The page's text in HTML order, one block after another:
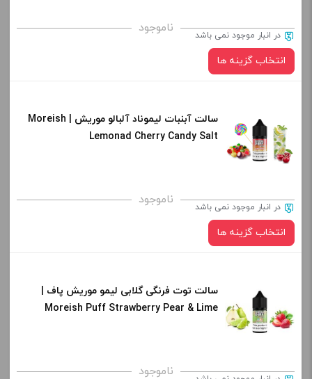
برای فعال شدن سبد خرید و نمایش قیمت ، گزینه های محصول را
از کادر بالا انتخاب کنید.
+
ناموجود در انبار موجود نمی باشد
انتخاب گزینه ها
نیکوتین:
برای فعال شدن سبد خرید و نمایش قیمت ، گزینه های محصول را
از کادر بالا انتخاب کنید.
+
سالت آبنبات لیموناد آلبالو موریش | Moreish
Lemonad Cherry Candy Salt
ناموجود در انبار موجود نمی باشد
انتخاب گزینه ها
نیکوتین:
برای فعال شدن سبد خرید و نمایش قیمت ، گزینه های محصول را
سالت توت فرنگی گلابی لیمو موریش پاف |
Moreish Puff Strawberry Pear & Lime
ناموجود